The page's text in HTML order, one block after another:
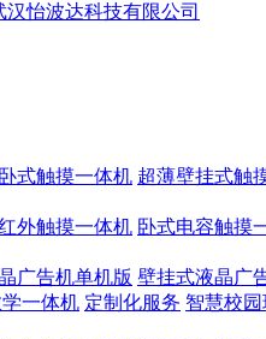
式触摸一体机 超薄壁挂式触
外触摸一体机 卧式电容触摸
广告机单机版 壁挂式液晶广
一体机 定制化服务 智慧校